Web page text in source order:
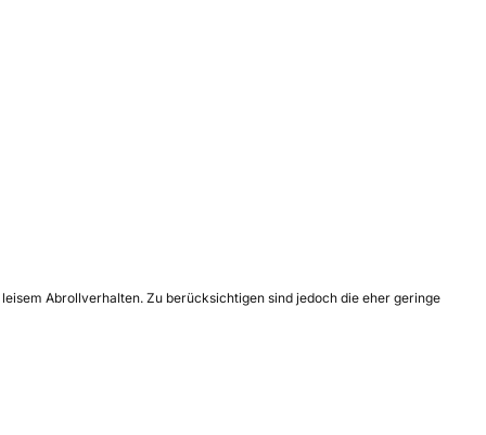
Abrollverhalten. Zu berücksichtigen sind jedoch die eher geringe